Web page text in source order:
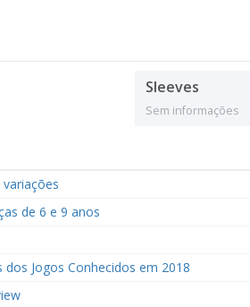
Sleeves
Sem informações
de 6 e 9 anos
Jogos Conhecidos em 2018